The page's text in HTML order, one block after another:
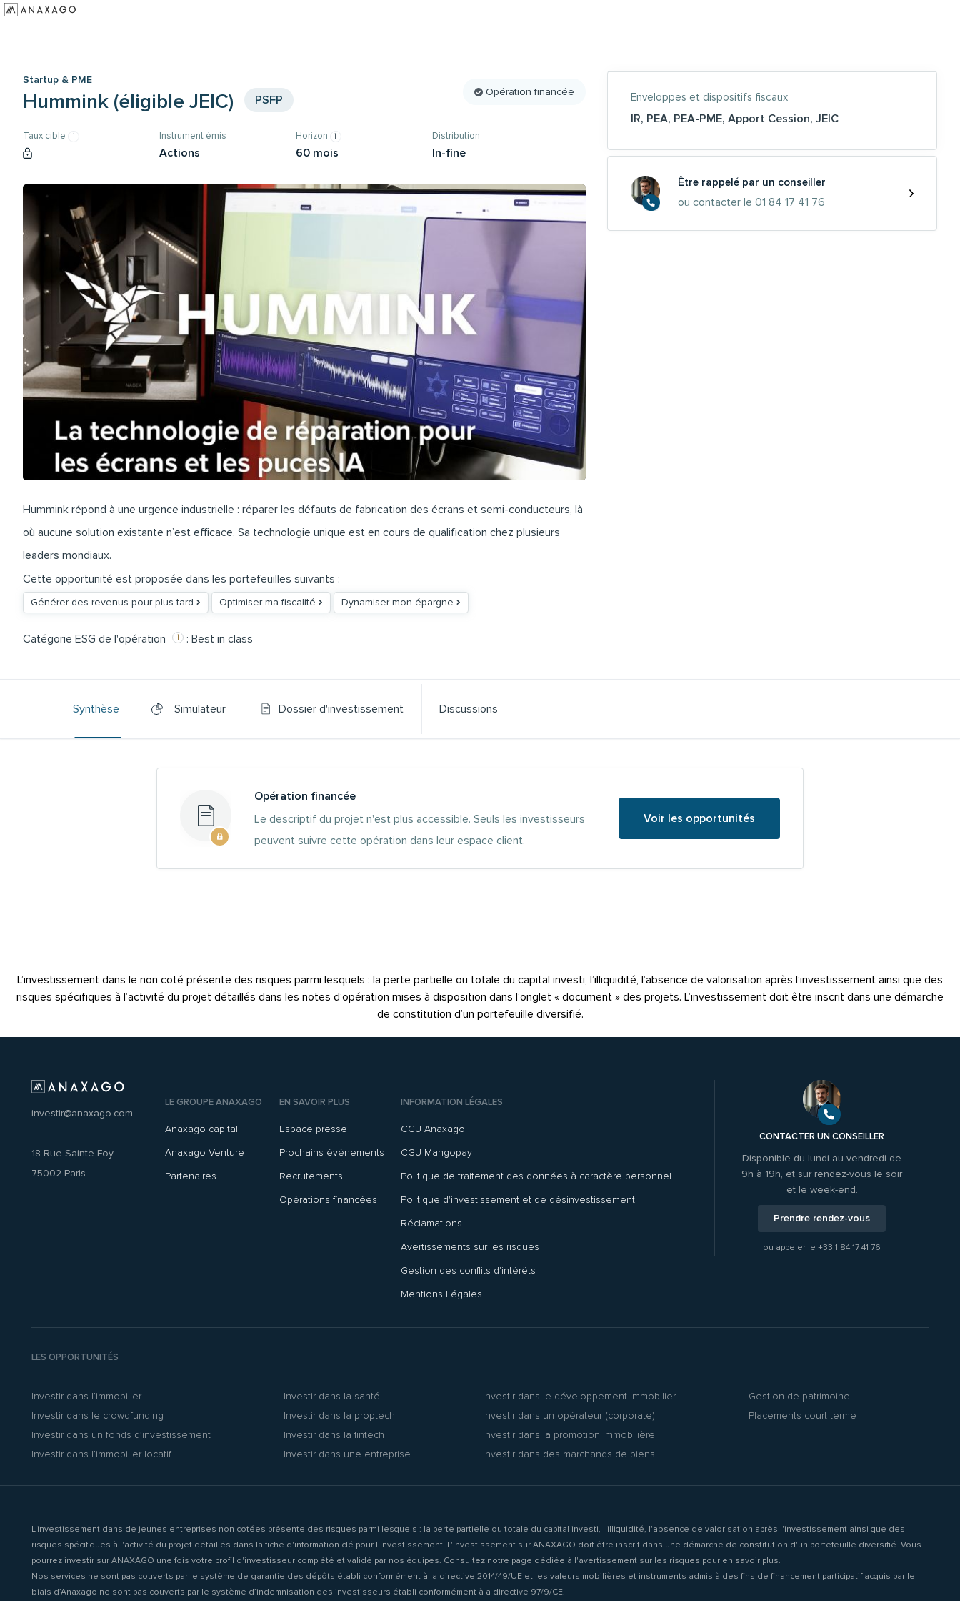
Ressources
Startup & PME
Hummink (éligible JEIC) PSFP
Opération financée
Taux cible Instrument émis
Actions
Horizon
60 mois
Distribution
In-fine
Hummink répond à une urgence industrielle : réparer les défauts de fabrication des écrans et semi-conducteurs, là
où aucune solution existante n’est efficace. Sa technologie unique est en cours de qualification chez plusieurs
leaders mondiaux.
Cette opportunité est proposée dans les portefeuilles suivants :
Générer des revenus pour plus tard Optimiser ma fiscalité Dynamiser mon épargne
Catégorie ESG de l'opération : Best in class
Enveloppes et dispositifs fiscaux
IR, PEA, PEA-PME, Apport Cession, JEIC
Être rappelé par un conseiller
ou contacter le 01 84 17 41 76
Synthèse Simulateur Dossier d'investissement Discussions
Opération financée
Le descriptif du projet n'est plus accessible. Seuls les investisseurs
peuvent suivre cette opération dans leur espace client.
Voir les opportunités
L’investissement dans le non coté présente des risques parmi lesquels : la perte partielle ou totale du capital investi, l’illiquidité, l’absence de valorisation après l’investissement ainsi que des
risques spécifiques à l’activité du projet détaillés dans les notes d’opération mises à disposition dans l’onglet « document » des projets. L’investissement doit être inscrit dans une démarche
de constitution d’un portefeuille diversifié.
investir@anaxago.com
18 Rue Sainte-Foy
75002 Paris
LE GROUPE ANAXAGO
Anaxago capital
Anaxago Venture
Partenaires
EN SAVOIR PLUS
Espace presse
Prochains événements
Recrutements
Opérations financées
INFORMATION LÉGALES
CGU Anaxago
CGU Mangopay
Politique de traitement des données à caractère personnel
Politique d'investissement et de désinvestissement
Réclamations
Avertissements sur les risques
Gestion des conflits d'intérêts
Mentions Légales
CONTACTER UN CONSEILLER
Disponible du lundi au vendredi de
9h à 19h, et sur rendez-vous le soir
et le week-end.
Prendre rendez-vous
ou appeler le +33 1 84 17 41 76
LES OPPORTUNITÉS
Investir dans l’immobilier
Investir dans le crowdfunding
Investir dans un fonds d’investissement
Investir dans l’immobilier locatif
Investir dans la santé
Investir dans la proptech
Investir dans la fintech
Investir dans une entreprise
Investir dans le développement immobilier
Investir dans un opérateur (corporate)
Investir dans la promotion immobilière
Investir dans des marchands de biens
Gestion de patrimoine
Placements court terme
L'investissement dans de jeunes entreprises non cotées présente des risques parmi lesquels : la perte partielle ou totale du capital investi, l'illiquidité, l'absence de valorisation après l'investissement ainsi que des
risques spécifiques à l'activité du projet détaillés dans la fiche d'information clé pour l'investissement. L'investissement sur ANAXAGO doit être inscrit dans une démarche de constitution d'un portefeuille diversifié. Vous
pourrez investir sur ANAXAGO une fois votre profil d'investisseur complété et validé par nos équipes. Consultez notre page dédiée à l'avertissement sur les risques pour en savoir plus.
Nos services ne sont pas couverts par le système de garantie des dépôts établi conformément à la directive 2014/49/UE et les valeurs mobilières et instruments admis à des fins de financement participatif acquis par le
biais d’Anaxago ne sont pas couverts par le système d’indemnisation des investisseurs établi conformément à a directive 97/9/CE.